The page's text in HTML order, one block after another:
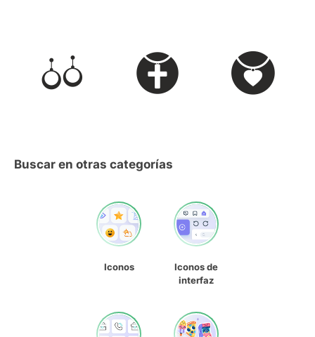
Buscar en otras categorías
Iconos
Iconos de
interfaz